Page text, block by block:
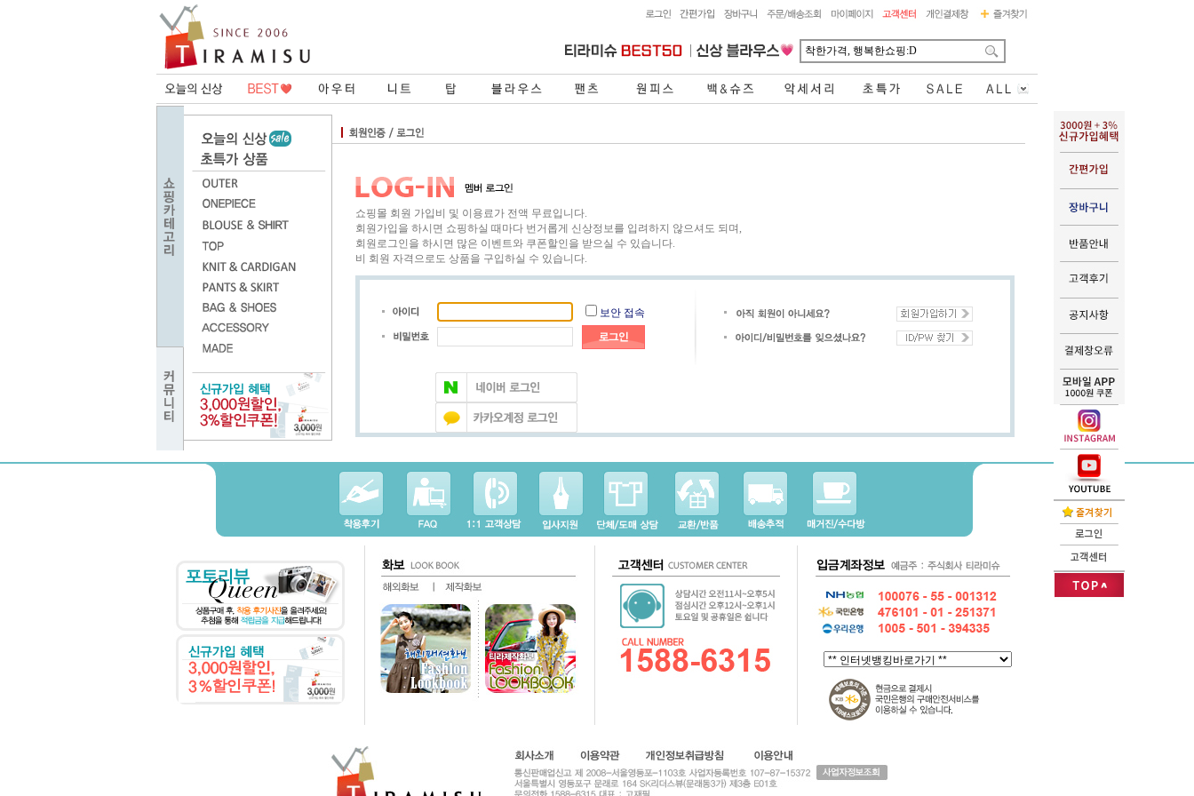
쇼핑몰 회원 가입비 및 이용료가 전액 무료입니다.
회원가입을 하시면 쇼핑하실 때마다 번거롭게 신상정보를 입려하지 않으셔도 되며,
회원로그인을 하시면 많은 이벤트와 쿠폰할인을 받으실 수 있습니다.
비 회원 자격으로도 상품을 구입하실 수 있습니다.
보안 접속